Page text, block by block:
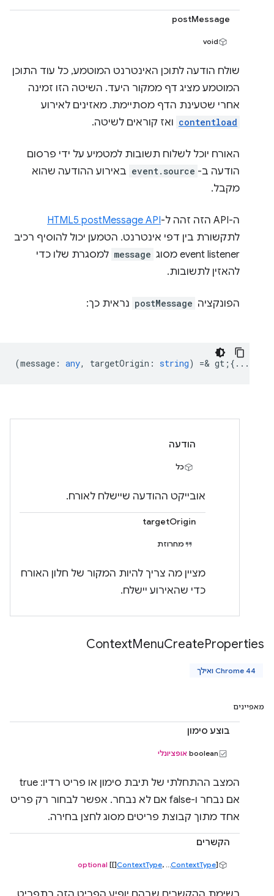
postMessage
void
שולח הודעה לתוכן האינטרנט המוטמע, כל עוד התוכן
המוטמע מציג דף ממקור היעד. השיטה הזו זמינה
אחרי שטעינת הדף מסתיימת. מאזינים לאירוע
contentload ואז קוראים לשיטה.
האורח יוכל לשלוח תשובות למטמיע על ידי פרסום
הודעה ב- event.source באירוע ההודעה שהוא
מקבל.
ה-API הזה זהה ל-
HTML5 postMessage API
לתקשורת בין דפי אינטרנט. הטמען יכול להוסיף רכיב
event listener מסוג
message למסגרת שלו כדי
להאזין לתשובות.
הפונקציה postMessage נראית כך:
(message : any, targetOrigin : string) =& gt;{...}
הודעה
כל
אובייקט ההודעה שיישלח לאורח.
targetOrigin
מחרוזת
מציין מה צריך להיות המקור של חלון האורח
כדי שהאירוע יישלח.
ContextMenuCreateProperties
Chrome 44 ואילך
מאפיינים
בוצע סימון
boolean אופציונלי
המצב ההתחלתי של תיבת סימון או פריט רדיו: true
אם נבחר ו-false אם לא נבחר. אפשר לבחור רק פריט
אחד מתוך קבוצת פריטים מסוג לחצן בחירה.
הקשרים
[
ContextType, ...ContextType
[]]
optional